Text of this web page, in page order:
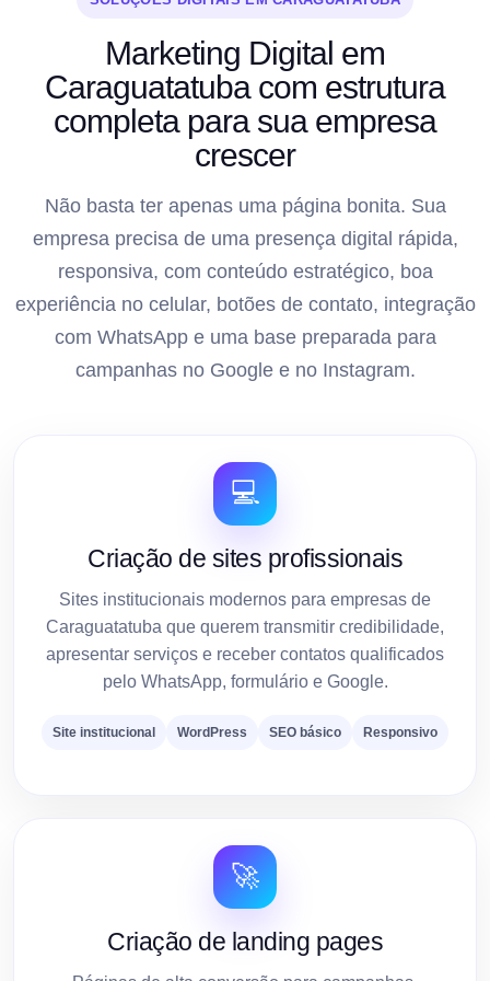
Marketing Digital em
Caraguatatuba com estrutura
completa para sua empresa
crescer
Não basta ter apenas uma página bonita. Sua
empresa precisa de uma presença digital rápida,
responsiva, com conteúdo estratégico, boa
experiência no celular, botões de contato, integração
com WhatsApp e uma base preparada para
campanhas no Google e no Instagram.
💻
Criação de sites profissionais
Sites institucionais modernos para empresas de
Caraguatatuba que querem transmitir credibilidade,
apresentar serviços e receber contatos qualificados
pelo WhatsApp, formulário e Google.
Site institucional WordPress SEO básico Responsivo
🚀
Criação de landing pages